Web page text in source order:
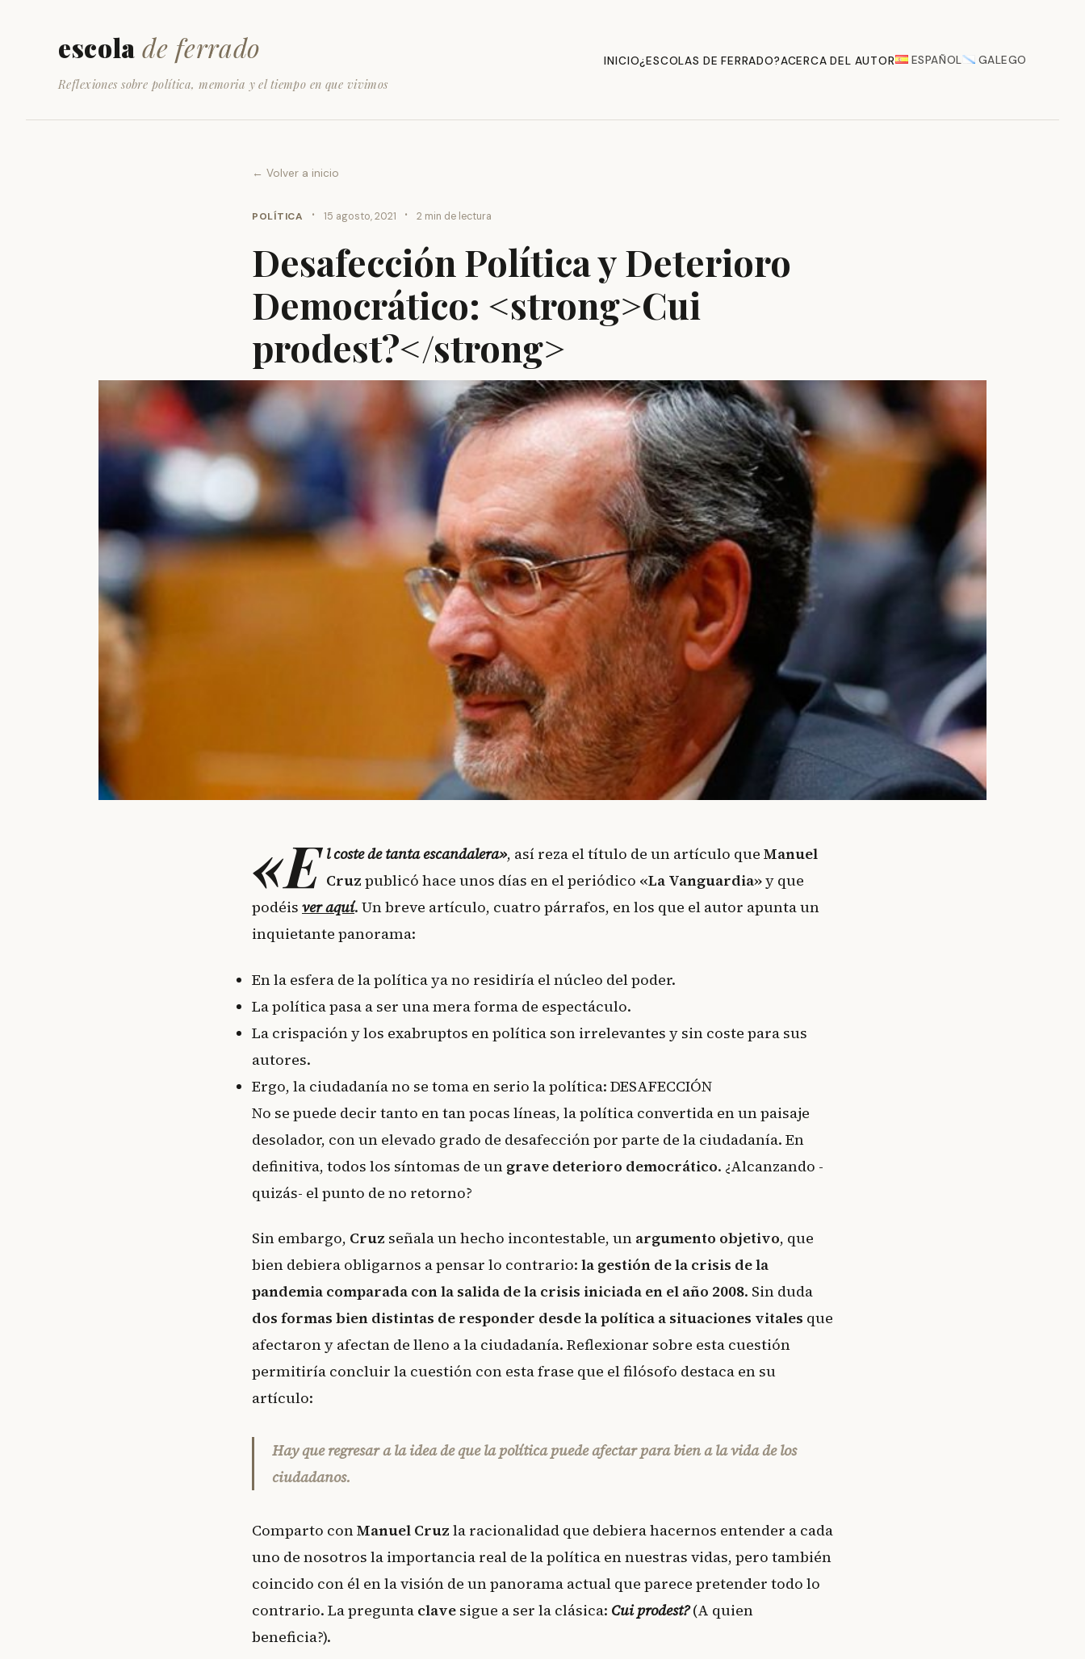
escola de ferrado
Reflexiones sobre política, memoria y el tiempo en que vivimos
INICIO¿ESCOLAS DE FERRADO?ACERCA DEL AUTOR ESPAÑOL GALEGO
← Volver a inicio
POLÍTICA · 15 agosto, 2021 · 2 min de lectura
Desafección Política y Deterioro
Democrático: <strong>Cui
prodest?</strong>
«E l coste de tanta escandalera», así reza el título de un artículo queManuel
Cruz publicó hace unos días en el periódico «La Vanguardia»y que
podéis ver aquí. Un breve artículo, cuatro párrafos, en los que el autor apunta un
inquietante panorama:
En la esfera de la política ya no residiría el núcleo del poder.
La política pasa a ser una mera forma de espectáculo.
La crispación y los exabruptos en política son irrelevantes y sin coste para sus
autores.
Ergo, la ciudadanía no se toma en serio la política: DESAFECCIÓN
No se puede decir tanto en tan pocas líneas, la política convertida en un paisaje
desolador, con un elevado grado de desafección por parte de la ciudadanía. En
definitiva, todos los síntomas de un grave deterioro democrático. ¿Alcanzando -
quizás- el punto de no retorno?
Sin embargo, Cruz señala un hecho incontestable, un argumento objetivo, que
bien debiera obligarnos a pensar lo contrario: la gestión de la crisis de la
pandemia comparada con la salida de la crisis iniciada en el año 2008. Sin duda
dos formas bien distintas de responder desde la política a situaciones vitales que
afectaron y afectan de lleno a la ciudadanía. Reflexionar sobre esta cuestión
permitiría concluir la cuestión con esta frase que el filósofo destaca en su
artículo:
Hay que regresar a la idea de que la política puede afectar para bien a la vida de los
ciudadanos.
Comparto conManuel Cruz la racionalidad que debiera hacernos entender a cada
uno de nosotros la importancia real de la política en nuestras vidas, pero también
coincido con él en la visión de un panorama actual que parece pretender todo lo
contrario. La pregunta clave sigue a ser la clásica: Cui prodest?(A quien
beneficia?).